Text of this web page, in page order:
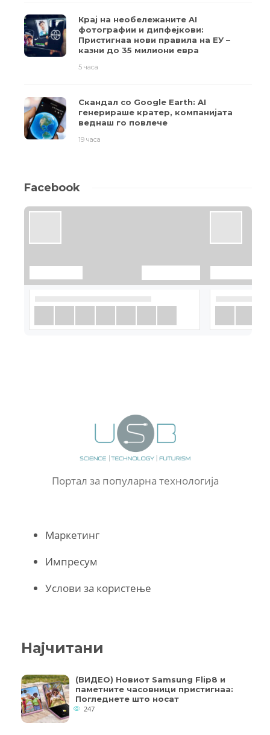
Крај на необележаните AI
фотографии и дипфејкови:
Пристигнаа нови правила на ЕУ –
казни до 35 милиони евра
5 часа
Скандал со Google Earth: AI
генерираше кратер, компанијата
веднаш го повлече
19 часа
Facebook
Портал за популарна технологија
Маркетинг
Импресум
Услови за користење
Најчитани
(ВИДЕО) Новиот Samsung Flip8 и
паметните часовници пристигнаа:
Погледнете што носат
247